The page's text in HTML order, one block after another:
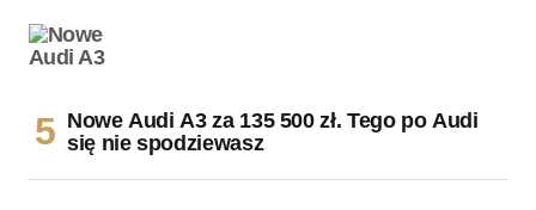
Nowe Audi A3 za 135 500 zł. Tego po Audi
się nie spodziewasz